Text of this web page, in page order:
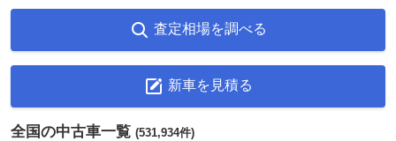
査定相場を調べる
新車を見積る
全国の中古車一覧 (531,934件)